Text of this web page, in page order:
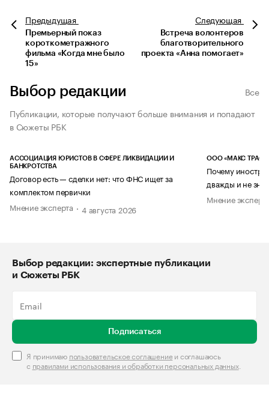
Предыдущая
Премьерный показ
короткометражного
фильма «Когда мне было
15»
Следующая
Встреча волонтеров
благотворительного
проекта «Анна помогает»
Выбор редакции
Все
Публикации, которые получают больше внимания и попадают
в Сюжеты РБК
АССОЦИАЦИЯ ЮРИСТОВ В СФЕРЕ ЛИКВИДАЦИИ И
БАНКРОТСТВА
Договор есть — сделки нет: что ФНС ищет за
комплектом первички
Мнение эксперта
4 августа 2026
ООО «МАКС ТРАСТ»
Почему
дважды и не
Мнение
Выбор редакции: экспертные публикации
и Сюжеты РБК
Подписаться
Я принимаю пользовательское соглашениеи соглашаюсь
с правилами использования и обработки персональных данных.